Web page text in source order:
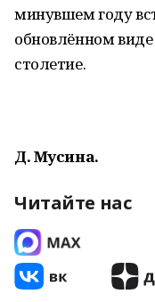
минувшем году
обновлённом виде
столетие.
Д. Мусина.
Читайте нас